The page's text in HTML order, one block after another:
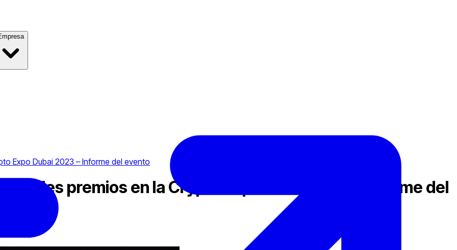
Expo Dubai 2023 – Informe del evento
premios en la Crypto Expo Dubai 2023 – Informe del